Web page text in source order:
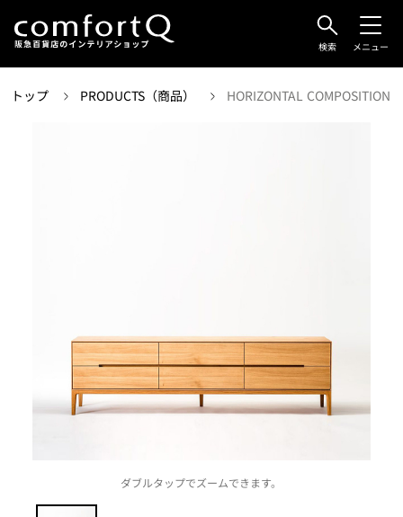
検索 メニュー
トップ PRODUCTS（商品） HORIZONTAL COMPOSITION
ダブルタップでズームできます。